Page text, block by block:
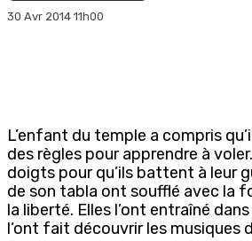
30 Avr 2014 11h00
L’enfant du temple a compris
des règles pour apprendre à
doigts pour qu’ils battent à leur
de son tabla ont soufflé avec la
la liberté. Elles l’ont entraîné
l’ont fait découvrir les musiques